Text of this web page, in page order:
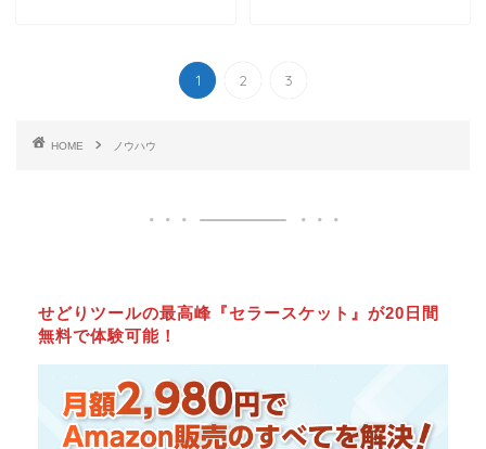
1 2 3
HOME ノウハウ
せどりツールの最高峰『セラースケット』が20日間
無料で体験可能！